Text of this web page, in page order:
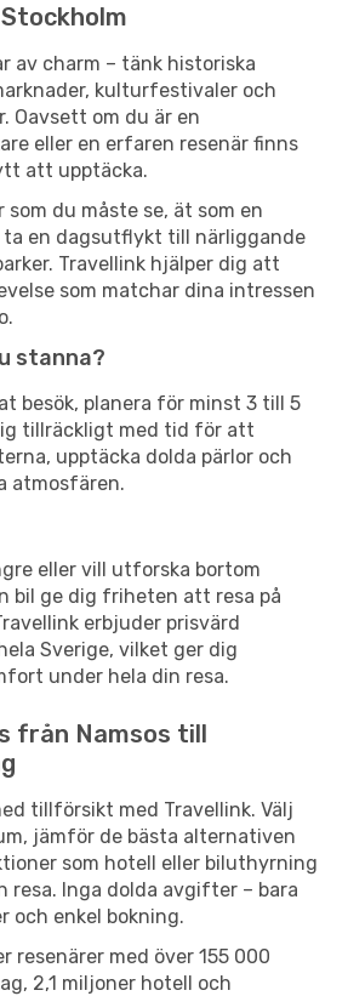
av charm – tänk historiska
kulturfestivaler och
Oavsett om du är en
eller en erfaren resenär finns
att upptäcka.
som du måste se, ät som en
ta en dagsutflykt till närliggande
Travellink hjälper dig att
som matchar dina intressen
stanna?
besök, planera för minst 3 till 5
tillräckligt med tid för att
upptäcka dolda pärlor och
atmosfären.
eller vill utforska bortom
bil ge dig friheten att resa på
erbjuder prisvärd
Sverige, vilket ger dig
under hela din resa.
från Namsos till
tillförsikt med Travellink. Välj
jämför de bästa alternativen
som hotell eller biluthyrning
resa. Inga dolda avgifter – bara
och enkel bokning.
resenärer med över 155 000
2,1 miljoner hotell och